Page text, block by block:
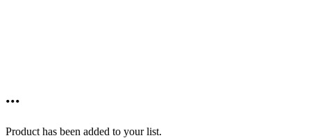
...
Product has been added to your list.